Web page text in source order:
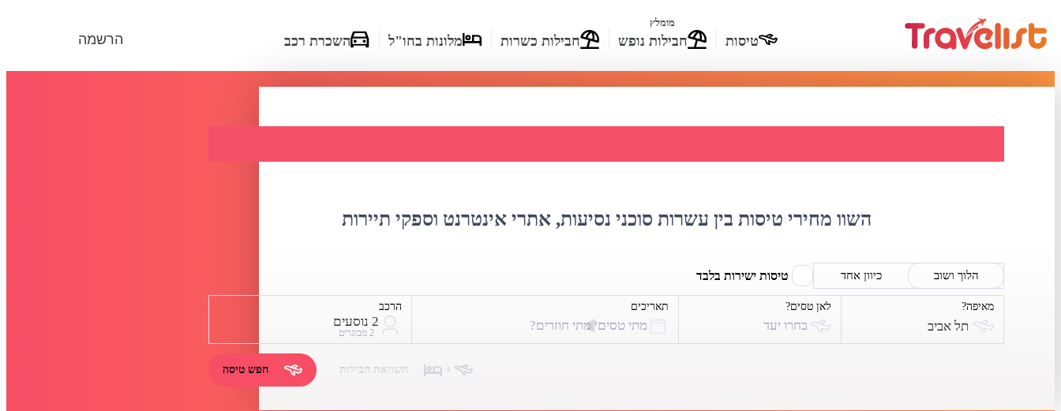
הרשמה טיסות
מומלץ
חבילות נופש חבילות כשרות מלונות בחו"ל השכרת רכב
השוו מחירי טיסות בין עשרות סוכני נסיעות, אתרי אינטרנט וספקי תיירות
הלוך ושוב כיוון אחד טיסות ישירות בלבד
מאיפה?
תל אביב
לאן טסים?
בחרו יעד
תאריכים
מתי טסים?מתי חוזרים?
הרכב
2 נוסעים
2 מבוגרים
+ השוואת חבילות חפש טיסה